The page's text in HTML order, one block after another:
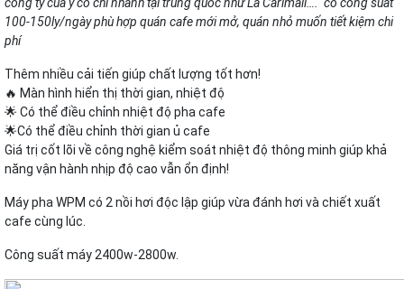
100-150ly/ngày phù hợp quán cafe mới mở, quán nhỏ muốn tiết kiệm chi
phí
Thêm nhiều cải tiến giúp chất lượng tốt hơn!
🔥 Màn hình hiển thị thời gian, nhiệt độ
🌟 Có thể điều chỉnh nhiệt độ pha cafe
🌟Có thể điều chỉnh thời gian ủ cafe
Giá trị cốt lõi về công nghệ kiểm soát nhiệt độ thông minh giúp khả
năng vận hành nhịp độ cao vẫn ổn định!
Máy pha WPM có 2 nồi hơi độc lập giúp vừa đánh hơi và chiết xuất
cafe cùng lúc.
Công suất máy 2400w-2800w.